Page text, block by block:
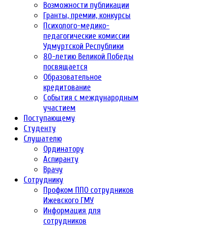
Возможности публикации
Гранты, премии, конкурсы
Психолого-медико-
педагогические комиссии
Удмуртской Республики
80-летию Великой Победы
посвящается
Образовательное
кредитование
События с международным
участием
Поступающему
Студенту
Слушателю
Ординатору
Аспиранту
Врачу
Сотруднику
Профком ППО сотрудников
Ижевского ГМУ
Информация для
сотрудников